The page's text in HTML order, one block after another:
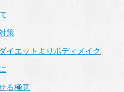
策
イエットよりボディメイク
る極意